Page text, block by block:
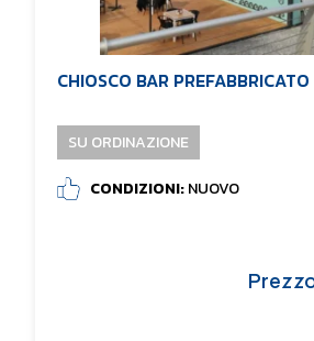
CHIOSCO BAR
SU ORDINAZIONE
CONDIZIONI:NUOVO